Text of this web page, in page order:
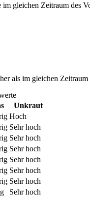
gleichen Zeitraum des
als im gleichen Zeitraum
Unkraut
Hoch
Sehr hoch
Sehr hoch
Sehr hoch
Sehr hoch
Sehr hoch
Sehr hoch
Sehr hoch